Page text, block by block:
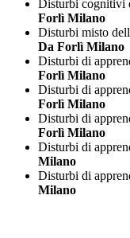
Disturbi cognitivi
Forlì Milano
Disturbi misto
Da Forlì Milano
Disturbi di
Forlì Milano
Disturbi di
Forlì Milano
Disturbi di
Forlì Milano
Disturbi di
Milano
Disturbi di
Milano